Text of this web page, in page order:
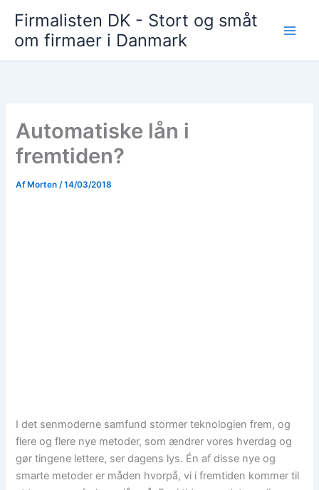
indholdet
Firmalisten DK - Stort og småt
om firmaer i Danmark
Automatiske lån i
fremtiden?
Af Morten/14/03/2018
I det senmoderne samfund stormer teknologien frem, og
flere og flere nye metoder, som ændrer vores hverdag og
gør tingene lettere, ser dagens lys. Én af disse nye og
smarte metoder er måden hvorpå, vi i fremtiden kommer til